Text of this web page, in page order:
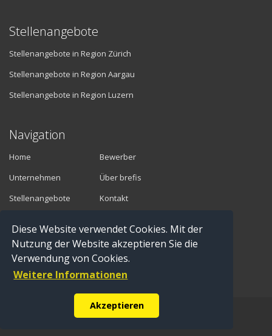
Diese Website verwendet Cookies. Mit der
Nutzung der Website akzeptieren Sie die
Verwendung von Cookies.
Weitere Informationen
Akzeptieren
Stellenangebote
Stellenangebote in Region Zürich
Stellenangebote in Region Aargau
Stellenangebote in Region Luzern
Navigation
Home
Unternehmen
Stellenangebote
Bewerber
Über brefis
Kontakt
Vermittler
Anmelden
Registrieren
© Copyright 2016 brefis personal ag - 6300 Zug |